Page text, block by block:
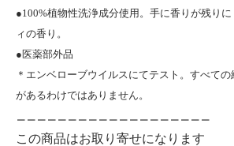
●100%植物性洗浄成分使用。手に香りが残り
ィの香り。
●医薬部外品
＊エンベローブウイルスにてテスト。すべて
があるわけではありません。
この商品はお取り寄せになります